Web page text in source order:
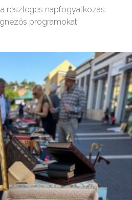
részleges napfogyatkozás:
programokat!